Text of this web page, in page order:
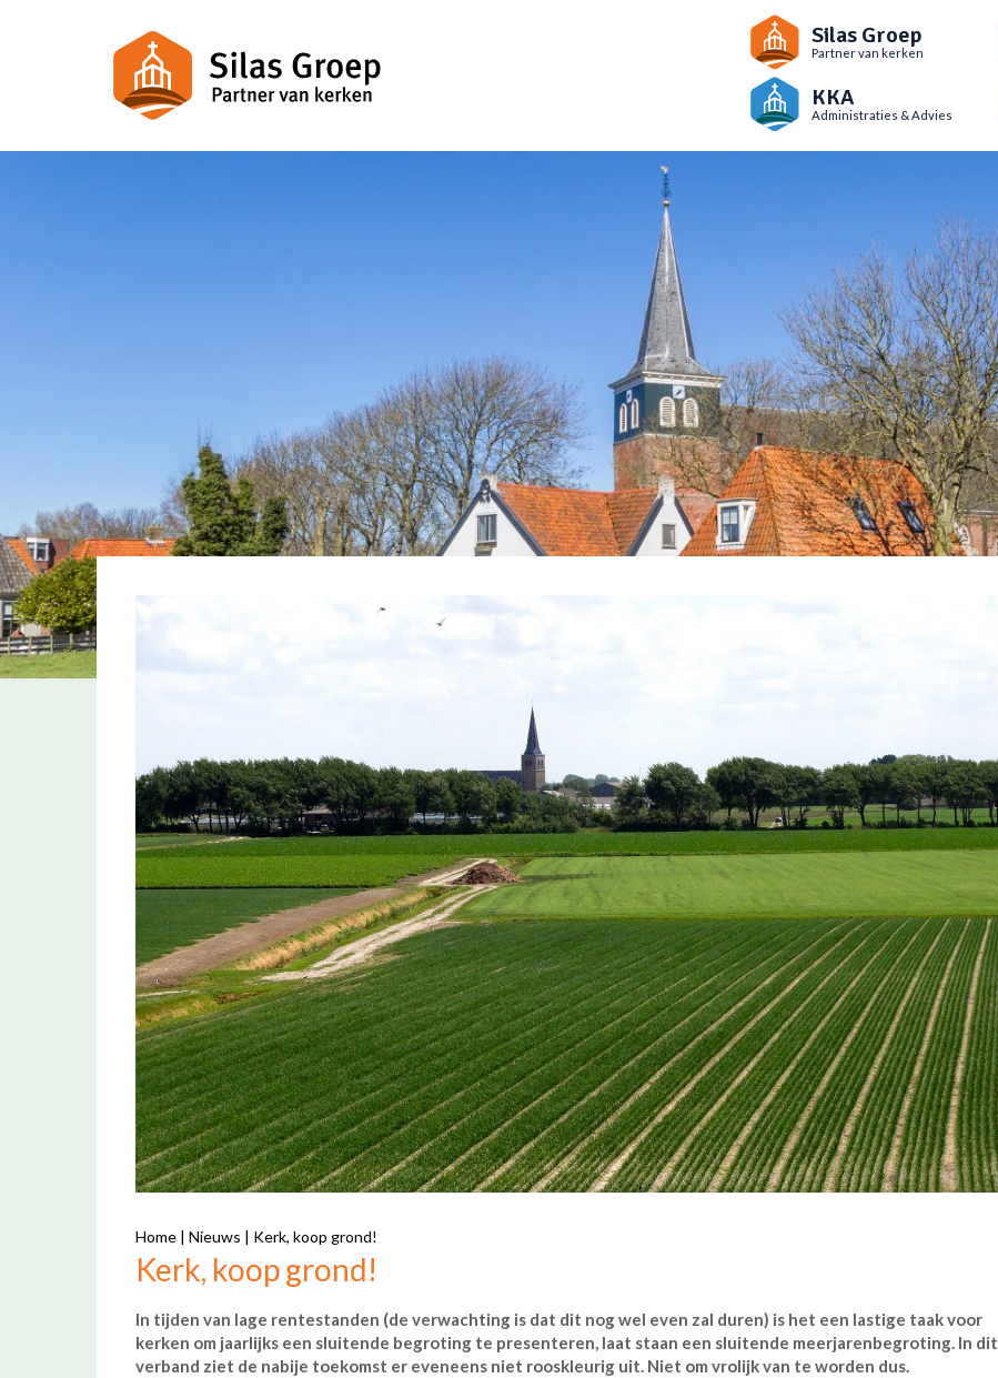
Silas Groep
Partner van kerken
KKA
Administraties & Advies
Home | Nieuws | Kerk, koop grond!
Kerk, koop grond!
In tijden van lage rentestanden (de verwachting is dat dit nog wel even zal duren) is het een lastige taak voor
kerken om jaarlijks een sluitende begroting te presenteren, laat staan een sluitende meerjarenbegroting. In dit
verband ziet de nabije toekomst er eveneens niet rooskleurig uit. Niet om vrolijk van te worden dus.